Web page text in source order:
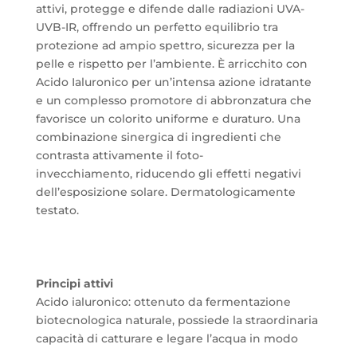
attivi, protegge e difende dalle radiazioni UVA-
UVB-IR, offrendo un perfetto equilibrio tra
protezione ad ampio spettro, sicurezza per la
pelle e rispetto per l’ambiente. È arricchito con
Acido Ialuronico per un’intensa azione idratante
e un complesso promotore di abbronzatura che
favorisce un colorito uniforme e duraturo. Una
combinazione sinergica di ingredienti che
contrasta attivamente il foto-
invecchiamento, riducendo gli effetti negativi
dell’esposizione solare. Dermatologicamente
testato.
Principi attivi
Acido ialuronico: ottenuto da fermentazione
biotecnologica naturale, possiede la straordinaria
capacità di catturare e legare l’acqua in modo